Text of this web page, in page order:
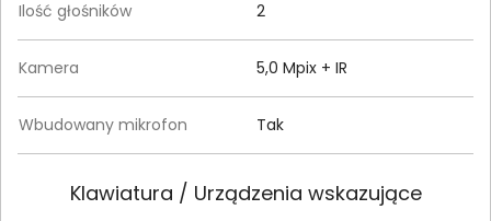
Ilość głośników 2
Kamera 5,0 Mpix + IR
Wbudowany mikrofon Tak
Klawiatura / Urządzenia wskazujące